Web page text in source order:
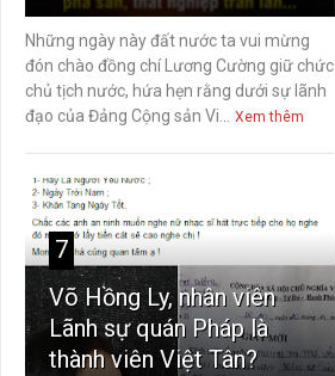
Những ngày này đất nước ta vui mừng
đón chào đồng chí Lương Cường giữ chức
chủ tịch nước, hứa hẹn rằng dưới sự lãnh
đạo của Đảng Cộng sản Vi...
Xem thêm
7
Võ Hồng Ly, nhân viên
Lãnh sự quán Pháp là
thành viên Việt Tân?